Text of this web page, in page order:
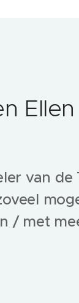
van
/ met